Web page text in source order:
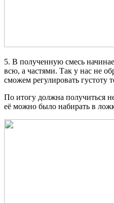
5. В полученную смесь
всю, а частями. Так у нас не
сможем регулировать густоту
По итогу должна получиться
её можно было набирать в